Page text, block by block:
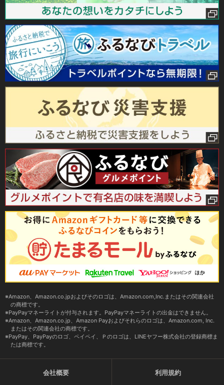
Amazon、Amazon.co.jpおよびそのロゴは、Amazon.com,Inc.またはその関連会社
の商標です。
PayPayマネーライトが付与されます。PayPayマネーライトの出金はできません。
Amazon、Amazon.co.jp、Amazon Payおよびそれらのロゴは、Amazon.com, Inc.
またはその関連会社の商標です。
PayPay、PayPayのロゴ、ペイペイ、Ｐのロゴは、LINEヤフー株式会社の登録商標ま
たは商標です。
会社概要 利用規約